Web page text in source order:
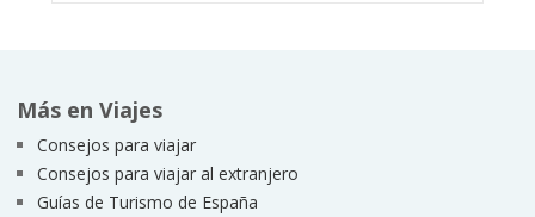
Más en Viajes
Consejos para viajar
Consejos para viajar al extranjero
Guías de Turismo de España